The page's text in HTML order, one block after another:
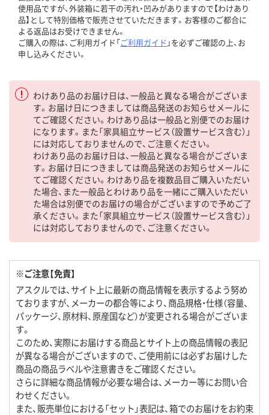
使用品ですが、外装箱に若干の汚れ・凹みがありますので【わけあり
品】として特別価格で販売させていただきます。お客様のご都合に
よる返品はお受けできません。
ご購入の際は、ご利用ガイド「ご利用ガイド 」を必ずご確認の上、お
申し込みください。
わけあり品のお届け日は、一般品と異なる場合がございま
す。お届け日につきましては商品発送のお知らせメールに
てご確認ください。わけあり品は一般品と別便でのお届け
になります。また「家具組立サービス（設置サービス含む）」
には対応しておりませんので、ご注意ください。
わけあり品のお届け日は、一般品と異なる場合がございま
す。お届け日につきましては商品発送のお知らせメールに
てご確認ください。わけあり品を複数品目ご購入いただい
た場合、また一般品とわけあり品を一緒にご購入いただい
た場合は別便でのお届けの場合がございますので予めご了
承ください。また「家具組立サービス（設置サービス含む）」
には対応しておりませんので、ご注意ください。
※ご注意【免責】
アスクルでは、サイト上に最新の商品情報を表示するよう努め
ておりますが、メーカーの都合等により、商品規格・仕様（容量、
パッケージ、原材料、原産国など）が変更される場合がございま
す。
このため、実際にお届けする商品とサイト上の商品情報の表記
が異なる場合がございますので、ご使用前には必ずお届けした
商品の商品ラベルや注意書きをご確認ください。
さらに詳細な商品情報が必要な場合は、メーカー等にお問い合
わせください。
また、販売単位における「セット」表記は、箱でのお届けをお約束